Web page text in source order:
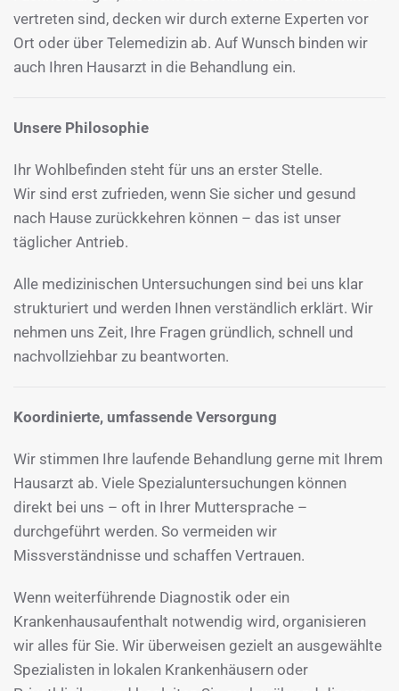
vertreten sind, decken wir durch externe Experten vor
Ort oder über Telemedizin ab. Auf Wunsch binden wir
auch Ihren Hausarzt in die Behandlung ein.
Unsere Philosophie
Ihr Wohlbefinden steht für uns an erster Stelle.
Wir sind erst zufrieden, wenn Sie sicher und gesund
nach Hause zurückkehren können – das ist unser
täglicher Antrieb.
Alle medizinischen Untersuchungen sind bei uns klar
strukturiert und werden Ihnen verständlich erklärt. Wir
nehmen uns Zeit, Ihre Fragen gründlich, schnell und
nachvollziehbar zu beantworten.
Koordinierte, umfassende Versorgung
Wir stimmen Ihre laufende Behandlung gerne mit Ihrem
Hausarzt ab. Viele Spezialuntersuchungen können
direkt bei uns – oft in Ihrer Muttersprache –
durchgeführt werden. So vermeiden wir
Missverständnisse und schaffen Vertrauen.
Wenn weiterführende Diagnostik oder ein
Krankenhausaufenthalt notwendig wird, organisieren
wir alles für Sie. Wir überweisen gezielt an ausgewählte
Spezialisten in lokalen Krankenhäusern oder